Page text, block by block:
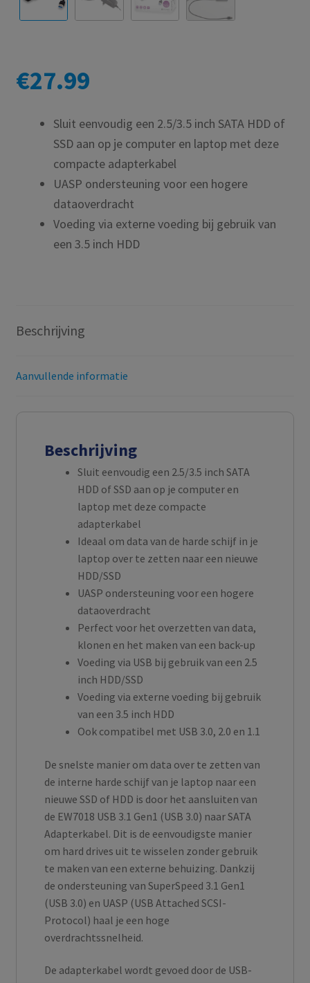
€27.99
Sluit eenvoudig een 2.5/3.5 inch SATA HDD of
SSD aan op je computer en laptop met deze
compacte adapterkabel
UASP ondersteuning voor een hogere
dataoverdracht
Voeding via externe voeding bij gebruik van
een 3.5 inch HDD
Beschrijving
Aanvullende informatie
Beschrijving
Sluit eenvoudig een 2.5/3.5 inch SATA
HDD of SSD aan op je computer en
laptop met deze compacte
adapterkabel
Ideaal om data van de harde schijf in je
laptop over te zetten naar een nieuwe
HDD/SSD
UASP ondersteuning voor een hogere
dataoverdracht
Perfect voor het overzetten van data,
klonen en het maken van een back-up
Voeding via USB bij gebruik van een 2.5
inch HDD/SSD
Voeding via externe voeding bij gebruik
van een 3.5 inch HDD
Ook compatibel met USB 3.0, 2.0 en 1.1
De snelste manier om data over te zetten van
de interne harde schijf van je laptop naar een
nieuwe SSD of HDD is door het aansluiten van
de EW7018 USB 3.1 Gen1 (USB 3.0) naar SATA
Adapterkabel. Dit is de eenvoudigste manier
om hard drives uit te wisselen zonder gebruik
te maken van een externe behuizing. Dankzij
de ondersteuning van SuperSpeed 3.1 Gen1
(USB 3.0) en UASP (USB Attached SCSI-
Protocol) haal je een hoge
overdrachtssnelheid.
De adapterkabel wordt gevoed door de USB-